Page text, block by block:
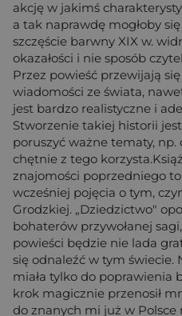
akcję w jakimś
a tak naprawdę mogłoby
szczęście barwny XIX w.
okazałości i nie sposób
Przez powieść przewijają
wiadomości ze świata,
jest bardzo realistyczne i
Stworzenie takiej historii
poruszyć ważne tematy,
chętnie z tego
znajomości poprzedniego
wcześniej pojęcia o tym,
Grodzkiej. „Dziedzictwo"
bohaterów przywołanej
powieści będzie nie lada
się odnaleźć w tym świecie.
miała tylko do poprawienia
krok magicznie przenosił
do znanych mi już w